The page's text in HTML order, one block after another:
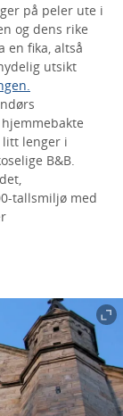
på peler ute i
og dens rike
en fika, altså
utsikt
litt lenger i
B&B.
tallsmiljø med